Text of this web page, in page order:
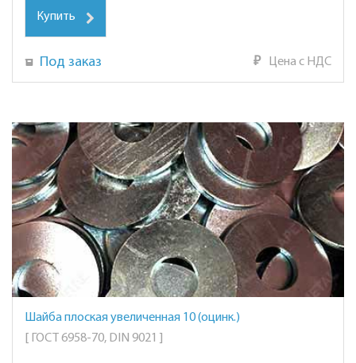
Купить
Под заказ ₽ Цена с НДС
Шайба плоская увеличенная 10 (оцинк.)
[ ГОСТ 6958-70, DIN 9021 ]